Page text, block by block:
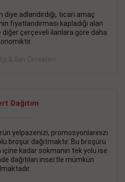
adlandırdığı, ticari amaç
fiyatlandırması kapladığı alan
diğer çerçeveli ilanlara göre daha
& İlan Örnekleri
Dağıtım
yelpazenizi, promosyonlarınızı
broşür dağıtmaktır. Bu broşürü
kadar sokmanın tek yolu ise
dağıtılan insertle mümkün
katlı bina
- 11.09.2018
olan 35 yaşını aşmamış, Depo
Şişli